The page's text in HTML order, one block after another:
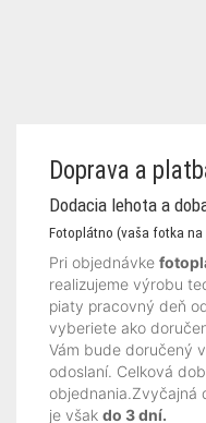
Doprava a
Dodacia lehota a
Fotoplátno (vaša fotka na
Pri objednávke
realizujeme výrobu
piaty pracovný deň
vyberiete ako
Vám bude doručený
odoslaní. Celková
objednania.Zvyčajná
je však do 3 dní.